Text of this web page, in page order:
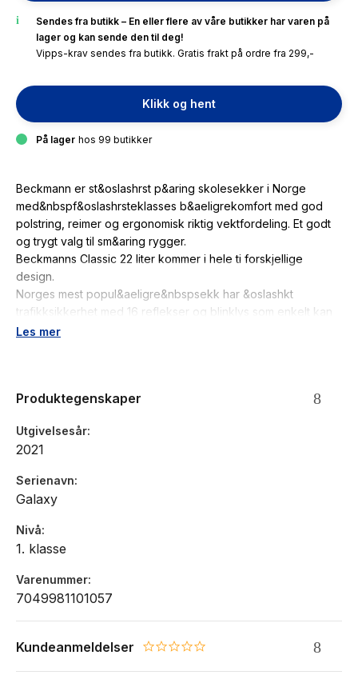
Sendes fra butikk – En eller flere av våre butikker har varen på
lager og kan sende den til deg!
Vipps-krav sendes fra butikk. Gratis frakt på ordre fra 299,-
Klikk og hent
På lager hos 99 butikker
Beckmann er st&oslashrst p&aring skolesekker i Norge
med&nbspf&oslashrsteklasses b&aeligrekomfort med god
polstring, reimer og ergonomisk riktig vektfordeling. Et godt
og trygt valg til sm&aring rygger.
Beckmanns Classic 22 liter kommer i hele ti forskjellige
design.
Norges mest popul&aeligre&nbspsekk har &oslashkt
trafikksikkerhet med 16 reflekser og blinklys som enkelt kan
aktiveres.&nbsp&nbsp
Innvendigkompresjon trekker vekten inntil ryggen
Solide polstringer i rygg og p&aring skulderremmer
Brystrem og hoftebelte
God lufting i rygg
Rom for drikkeflaske og matboks
Blinklys
Regntrekk i lokket
Lomme til nettbrett i skolesekken
Les mer
Produktegenskaper
Utgivelsesår
2021
Serienavn
Galaxy
Nivå
1. klasse
Varenummer
7049981101057
Kundeanmeldelser 0.0 star rating